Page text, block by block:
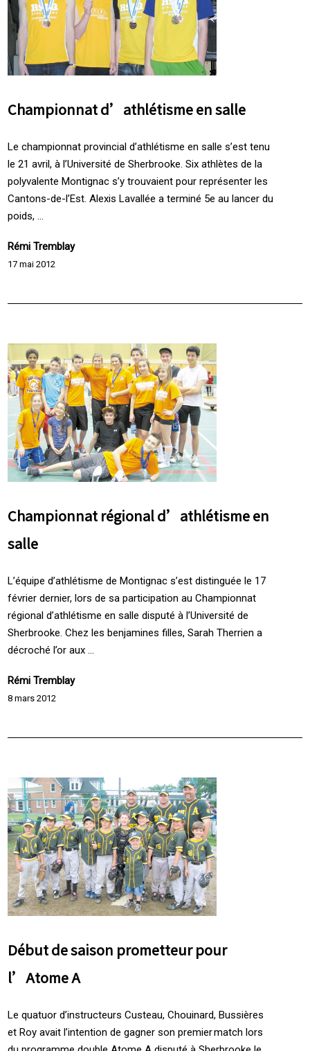
Championnat d’athlétisme en salle
Le championnat provincial d’athlétisme en salle s’est tenu
le 21 avril, à l’Université de Sherbrooke. Six athlètes de la
polyvalente Montignac s’y trouvaient pour représenter les
Cantons-de-l’Est. Alexis Lavallée a terminé 5e au lancer du
poids, ...
Rémi Tremblay
17 mai 2012
Championnat régional d’athlétisme en
salle
L’équipe d’athlétisme de Montignac s’est distinguée le 17
février dernier, lors de sa participation au Championnat
régional d’athlétisme en salle disputé à l’Université de
Sherbrooke. Chez les benjamines filles, Sarah Therrien a
décroché l’or aux ...
Rémi Tremblay
8 mars 2012
Début de saison prometteur pour
l’Atome A
Le quatuor d’instructeurs Custeau, Chouinard, Bussières
et Roy avait l’intention de gagner son premier match lors